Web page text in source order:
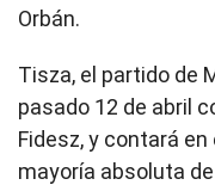
Orbán.
Tisza, el partido de
pasado 12 de abril
Fidesz, y contará
mayoría absoluta